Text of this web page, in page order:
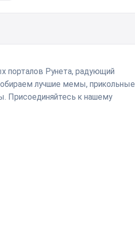
порталов Рунета, радующий
лучшие мемы, прикольные
Присоединяйтесь к нашему